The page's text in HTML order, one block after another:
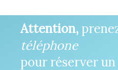
Attention,
téléphone
pour réserver un